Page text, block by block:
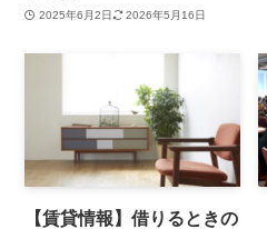
2025年6月2日 2026年5月16日
【賃貸情報】借りるときの